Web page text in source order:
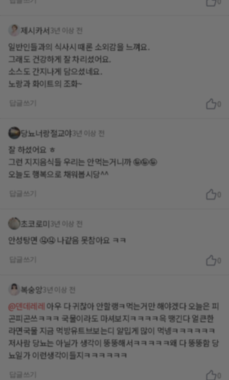
제시카서 3년 이상 전
일반인들과의 식사시 때론 소외감을 느껴요.
그래도 건강하게 잘 차리셨어요.
소스도 간지나게 담으셨네요.
노랑과 화이트의 조화~
당뇨너랑절교야 3년 이상 전
잘 하셨어요 ㅎ
그런 지지음식들 우리는 안먹는거니까 🤪🤪🤪
오늘도 행복으로 채워봅시당^^
초코로미 3년 이상 전
안성탕면 🤤🤤 나같음 못참아요 ㅋㅋ
복숭앙 3년 이상 전
@덴데레레 아우 다 귀찮아 안할랭ㅋ먹는거만 해야겠다 오늘은 피
곤피곤쓰ㅋㅋㅋ 국물이라도 마셔보지ㅋㅋㅋㅋ윽 땡긴다 얼큰한
라면국물 지금 먹방유트브보는디 얄밉게 많이 먹넹ㅋㅋㅋㅋㅋㅋ
저사람 당뇨는 아닐가 생각이 뚱뚱해서ㅋㅋㅋㅋㅋ왜 다 뚱뚱함 당
뇨일가 이런생각이들지ㅋㅋㅋㅋㅋㅋ